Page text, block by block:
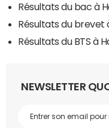
Résultats du bac à
Résultats du brevet
Résultats du BTS à
NEWSLETTER